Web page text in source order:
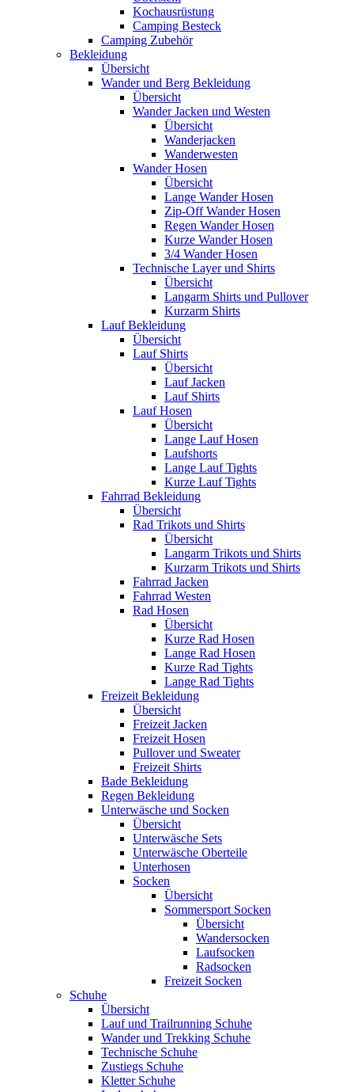
Kochausrüstung
Camping Besteck
Camping Zubehör
Bekleidung
Übersicht
Wander und Berg Bekleidung
Übersicht
Wander Jacken und Westen
Übersicht
Wanderjacken
Wanderwesten
Wander Hosen
Übersicht
Lange Wander Hosen
Zip-Off Wander Hosen
Regen Wander Hosen
Kurze Wander Hosen
3/4 Wander Hosen
Technische Layer und Shirts
Übersicht
Langarm Shirts und Pullover
Kurzarm Shirts
Lauf Bekleidung
Übersicht
Lauf Shirts
Übersicht
Lauf Jacken
Lauf Shirts
Lauf Hosen
Übersicht
Lange Lauf Hosen
Laufshorts
Lange Lauf Tights
Kurze Lauf Tights
Fahrrad Bekleidung
Übersicht
Rad Trikots und Shirts
Übersicht
Langarm Trikots und Shirts
Kurzarm Trikots und Shirts
Fahrrad Jacken
Fahrrad Westen
Rad Hosen
Übersicht
Kurze Rad Hosen
Lange Rad Hosen
Kurze Rad Tights
Lange Rad Tights
Freizeit Bekleidung
Übersicht
Freizeit Jacken
Freizeit Hosen
Pullover und Sweater
Freizeit Shirts
Bade Bekleidung
Regen Bekleidung
Unterwäsche und Socken
Übersicht
Unterwäsche Sets
Unterwäsche Oberteile
Unterhosen
Socken
Übersicht
Sommersport Socken
Übersicht
Wandersocken
Laufsocken
Radsocken
Freizeit Socken
Schuhe
Übersicht
Lauf und Trailrunning Schuhe
Wander und Trekking Schuhe
Technische Schuhe
Zustiegs Schuhe
Kletter Schuhe